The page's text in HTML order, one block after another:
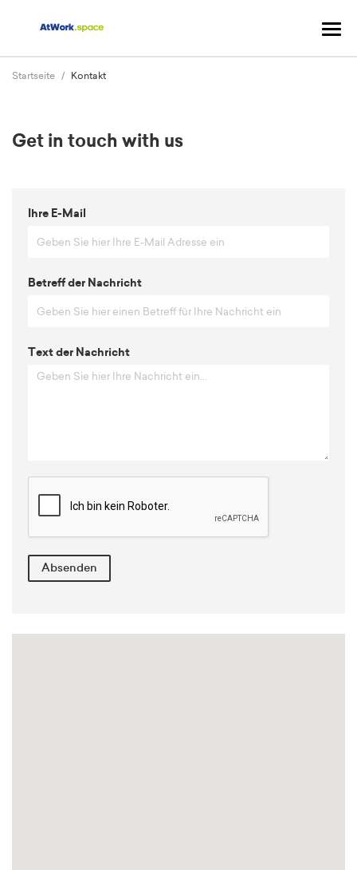
Startseite Kontakt
Get in touch with us
Ihre E-Mail
Betreff der Nachricht
Text der Nachricht
Absenden